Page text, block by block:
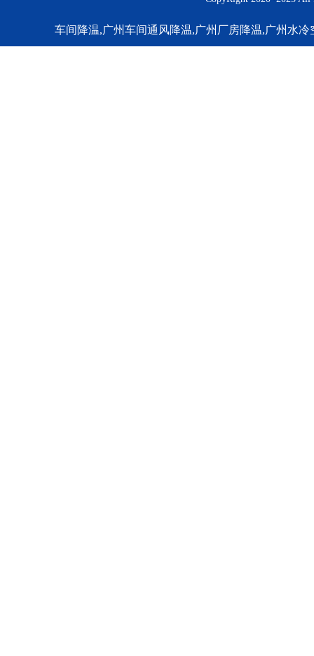
车间降温,广州车间通风降温,广州厂房降温,广州水